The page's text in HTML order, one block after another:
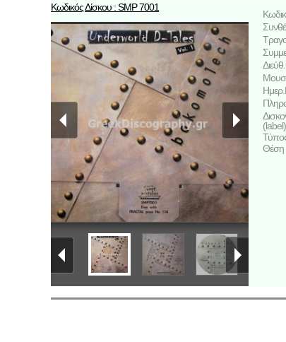
Κωδικός Δίσκου : SMP 7001
Θέση